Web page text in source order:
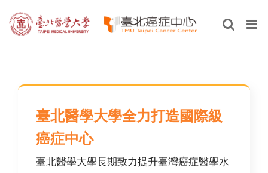
Skip
to
臺北醫學大學全力打造國際級
癌症中心
臺北醫學大學長期致力提升臺灣癌症醫學水